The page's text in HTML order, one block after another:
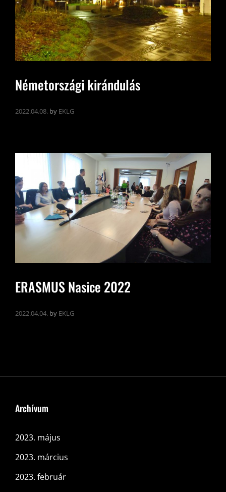
Németországi kirándulás
2022.04.08. by EKLG
ERASMUS Nasice 2022
2022.04.04. by EKLG
Archívum
2023. május
2023. március
2023. február